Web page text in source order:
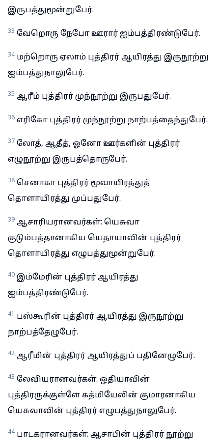
இருபத்துமூன்றுபேர்.
33 வேறொரு நேபோ ஊரார் ஐம்பத்திரண்டுபேர்.
34 மற்றொரு ஏலாம் புத்திரர் ஆயிரத்து இருநூற்று
ஐம்பத்துநாலுபேர்.
35 ஆரீம் புத்திரர் முந்நூற்று இருபதுபேர்.
36 எரிகோ புத்திரர் முந்நூற்று நாற்பத்தைந்துபேர்.
37 லோத், ஆதீத், ஓனோ ஊர்களின் புத்திரர்
எழுநூற்று இருபத்தொருபேர்.
38 செனாகா புத்திரர் மூவாயிரத்துத்
தொளாயிரத்து முப்பதுபேர்.
39 ஆசாரியரானவர்கள்: யெசுவா
குடும்பத்தானாகிய யெதாயாவின் புத்திரர்
தொளாயிரத்து எழுபத்துமூன்றுபேர்.
40 இம்மேரின் புத்திரர் ஆயிரத்து
ஐம்பத்திரண்டுபேர்.
41 பஸ்கூரின் புத்திரர் ஆயிரத்து இருநூற்று
நாற்பத்தேழுபேர்.
42 ஆரீமின் புத்திரர் ஆயிரத்துப் பதினேழுபேர்.
43 லேவியரானவர்கள்: ஒதியாவின்
புத்திரருக்குள்ளே கத்மியேலின் குமாரனாகிய
யெசுவாவின் புத்திரர் எழுபத்துநாலுபேர்.
44 பாடகரானவர்கள்: ஆசாபின் புத்திரர் நூற்று